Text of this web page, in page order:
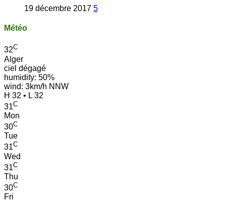
19 décembre 2017 5
Météo
32C
Alger
ciel dégagé
humidity: 50%
wind: 3km/h NNW
H 32 • L 32
31C
Mon
30C
Tue
31C
Wed
31C
Thu
30C
Fri